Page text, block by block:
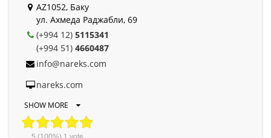
AZ1052, Баку
ул. Ахмеда Раджабли, 69
(+994 12) 5115341
(+994 51) 4660487
info@nareks.com
nareks.com
SHOW MORE